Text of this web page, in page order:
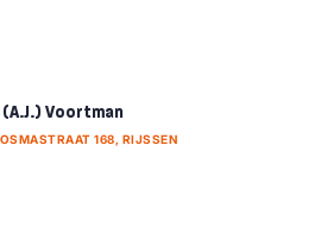
Voortman
168, RIJSSEN